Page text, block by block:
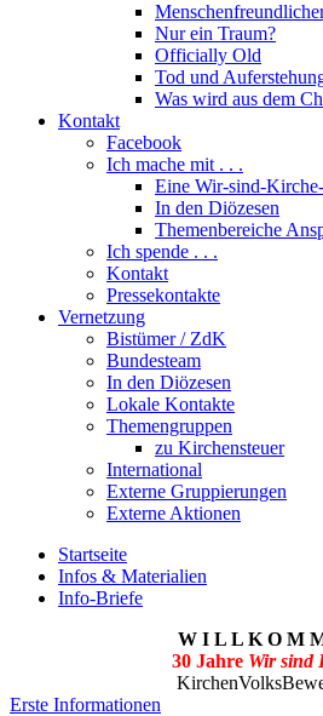
Nur ein Traum?
Officially Old
Tod und
Was wird aus dem
Kontakt
Facebook
Ich mache mit . . .
Eine Wir-sind-
In den Diözesen
Themenbereiche
Ich spende . . .
Kontakt
Pressekontakte
Vernetzung
Bistümer / ZdK
Bundesteam
In den Diözesen
Lokale Kontakte
Themengruppen
zu Kirchensteuer
International
Externe Gruppierungen
Externe Aktionen
Startseite
Infos & Materialien
Info-Briefe
W I L L K O M
30 Jahre Wir sind
Erste Informationen